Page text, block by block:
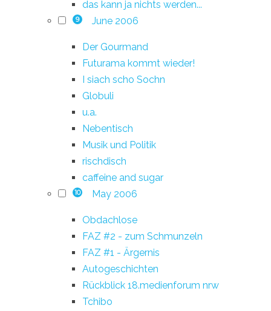
das kann ja nichts werden...
9 June 2006
Der Gourmand
Futurama kommt wieder!
I siach scho Sochn
Globuli
u.a.
Nebentisch
Musik und Politik
rischdisch
caffeine and sugar
10 May 2006
Obdachlose
FAZ #2 - zum Schmunzeln
FAZ #1 - Ärgernis
Autogeschichten
Rückblick 18.medienforum nrw
Tchibo